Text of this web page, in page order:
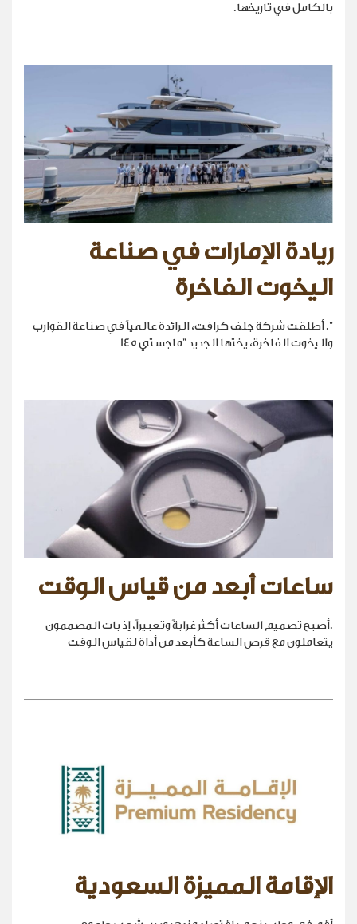
بالكامل في تاريخها.
ريادة الإمارات في صناعة
اليخوت الفاخرة
". أطلقت شركة جلف كرافت، الرائدة عالمياً في صناعة القوارب
واليخوت الفاخرة، يختها الجديد "ماجستي 145
ساعات أبعد من قياس الوقت
.أصبح تصميم الساعات أكثر غرابةً وتعبيراً، إذ بات المصممون
يتعاملون مع قرص الساعة كأبعد من أداة لقياس الوقت
الإقامة المميزة السعودية